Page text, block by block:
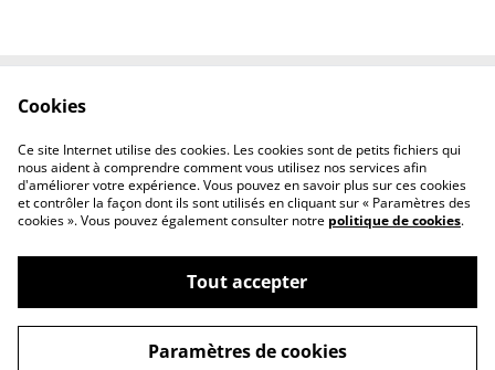
Politique de
confidentialité
Politique de cookies
©2026Poké Shop & cie
powered by
Cookies
Ce site Internet utilise des cookies. Les cookies sont de petits fichiers qui
nous aident à comprendre comment vous utilisez nos services afin
d'améliorer votre expérience. Vous pouvez en savoir plus sur ces cookies
et contrôler la façon dont ils sont utilisés en cliquant sur « Paramètres des
cookies ». Vous pouvez également consulter notre politique de cookies.
Tout accepter
Paramètres de cookies